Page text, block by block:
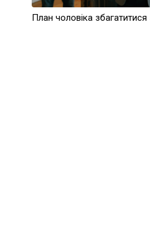
План чоловіка збагатитися